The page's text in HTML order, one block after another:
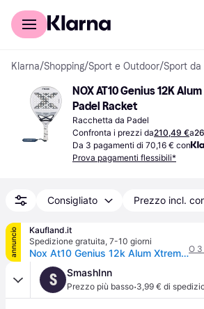
Per il tuo shopping
Klarna/Shopping/Sport e Outdoor/Sport
NOX AT10 Genius 12K
Padel Racket
Racchetta da Padel
Confronta i prezzi da210,49 €a
Da 3 pagamenti di 70,16 € con
Prova pagamenti flessibili*
Consigliato Prezzo incl.
annuncio
Kaufland.it
Spedizione gratuita, 7-10 giorni
Nox At10 Genius 12k Alum Xtrem Lite By Agustín Tapia 2026O
S SmashInn
Prezzo più basso·3,99 € di